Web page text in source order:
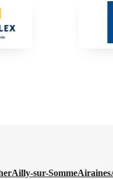
Ailly-sur-SommeAiraines